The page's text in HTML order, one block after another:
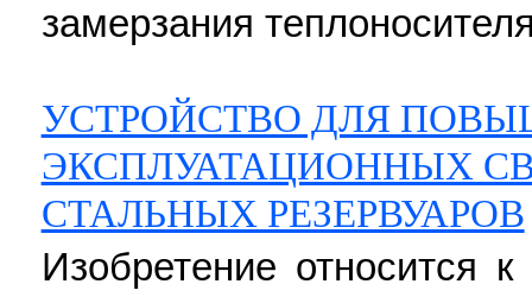
замерзания
УСТРОЙСТВО ДЛЯ
ЭКСПЛУАТАЦИОННЫХ
СТАЛЬНЫХ РЕЗЕРВУАРОВ
Изобретение относится